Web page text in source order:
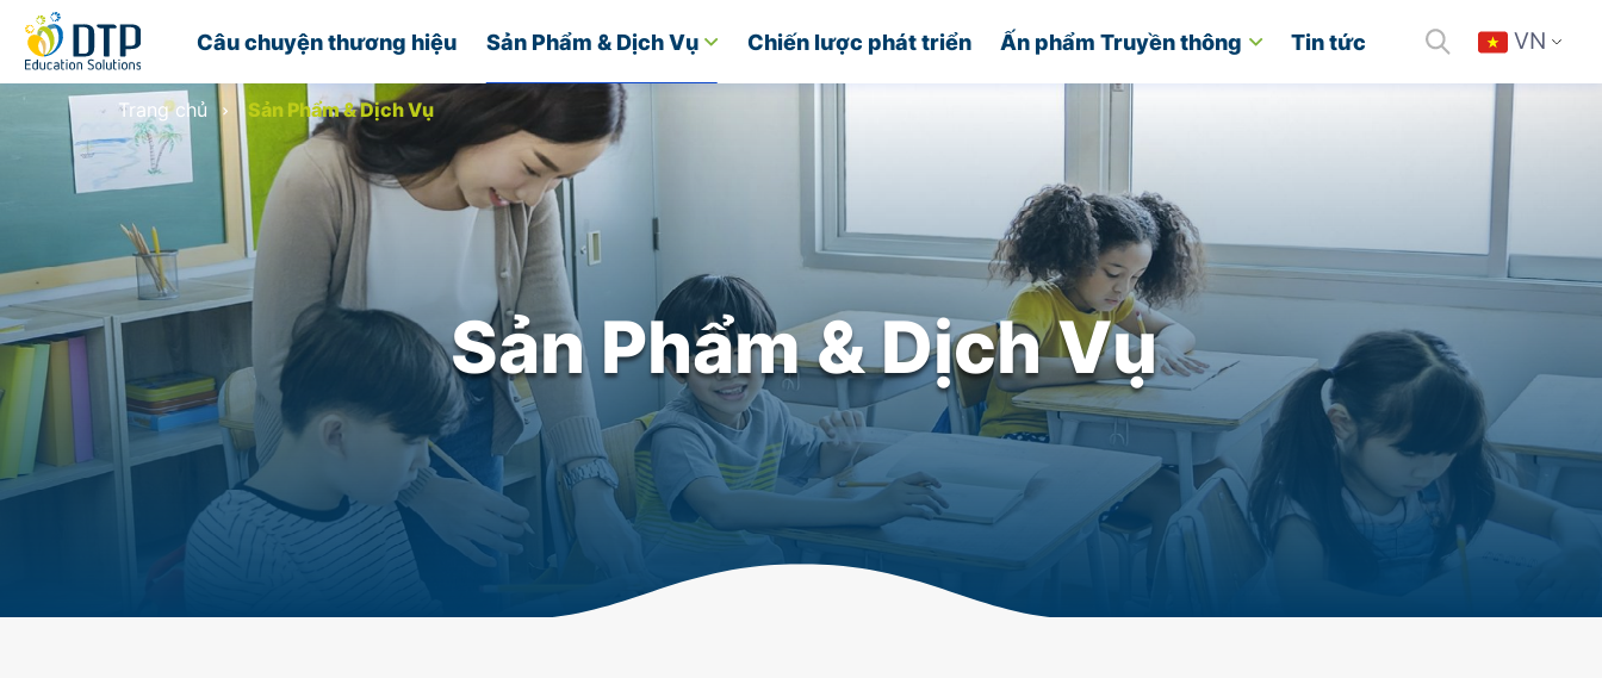
Câu chuyện thương hiệu Sản Phẩm & Dịch Vụ Chiến lược phát triển Ấn phẩm Truyền thông Tin tức VN
Trang chủ Sản Phẩm & Dịch Vụ
Sản Phẩm & Dịch Vụ